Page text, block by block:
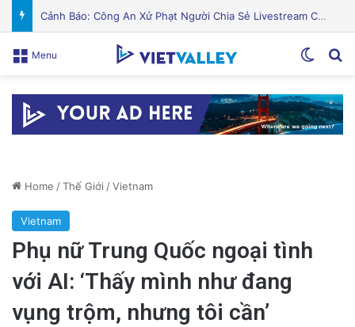
PGS.TS Hà Đình Đức: Di sản và Hành trình Cuộc đời của Nhà Khoa học Xuất sắc
Menu
Home /Thế Giới /Vietnam
Vietnam
Phụ nữ Trung Quốc ngoại tình
với AI: ‘Thấy mình như đang
vụng trộm, nhưng tôi cần’